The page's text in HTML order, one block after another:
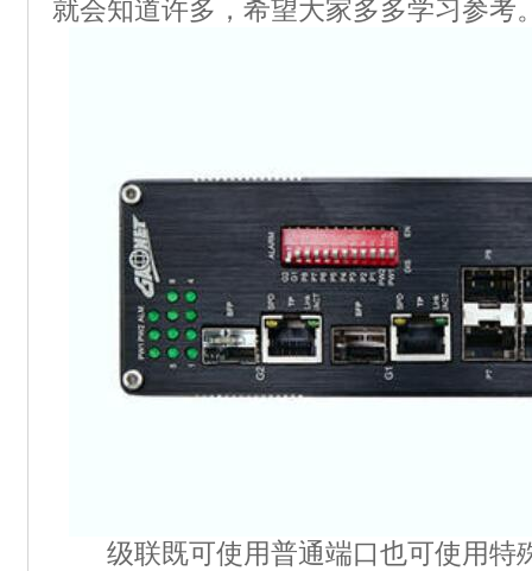
就会知道许多，希望大家多多学习参考
级联既可使用普通端口也可使用特